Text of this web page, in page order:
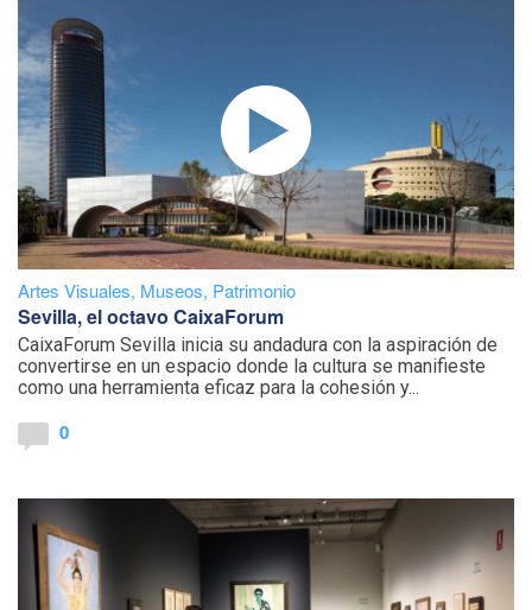
Artes Visuales, Museos, Patrimonio
Sevilla, el octavo CaixaForum
CaixaForum Sevilla inicia su andadura con la aspiración de
convertirse en un espacio donde la cultura se manifieste
como una herramienta eficaz para la cohesión y...
0